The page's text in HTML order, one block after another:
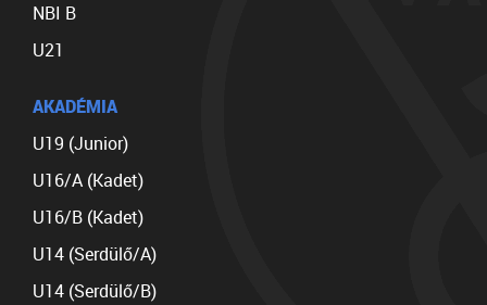
NBI B
U21
AKADÉMIA
U19 (Junior)
U16/A (Kadet)
U16/B (Kadet)
U14 (Serdülő/A)
U14 (Serdülő/B)